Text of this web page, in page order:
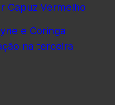
Capuz Vermelho
e Coringa
na terceira